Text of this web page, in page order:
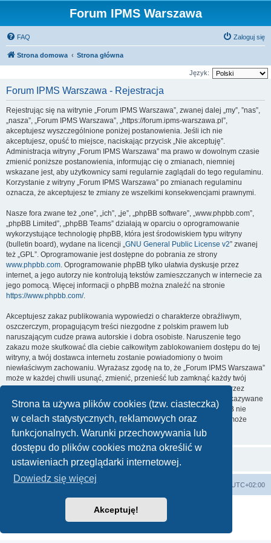
Strona ta używa plików cookies (tzw. ciasteczka)
w celach statystycznych, reklamowych oraz
funkcjonalnych. Warunki przechowywania lub
dostępu do plików cookies można określić w
ustawieniach przeglądarki internetowej.
Dowiedz się więcej
Akceptuję!
Forum IPMS Warszawa
FAQ Zaloguj się
Strona domowa Strona główna
Język:
Forum IPMS Warszawa - Rejestracja
Rejestrując się na witrynie „Forum IPMS Warszawa”, zwanej dalej „my”, ”nas”,
„nasza”, „Forum IPMS Warszawa”, „https://forum.ipms-warszawa.pl”,
akceptujesz wyszczególnione poniżej postanowienia. Jeśli ich nie
akceptujesz, opuść to miejsce, naciskając przycisk „Nie akceptuję”.
Administracja witryny „Forum IPMS Warszawa” ma prawo w dowolnym czasie
zmienić poniższe postanowienia, informując cię o zmianach, niemniej
wskazane jest, aby użytkownicy sami regularnie zaglądali do tego regulaminu.
Korzystanie z witryny „Forum IPMS Warszawa” po zmianach regulaminu
oznacza, że akceptujesz te zmiany ze wszelkimi konsekwencjami prawnymi.
Nasze fora zwane też „one”, „ich”, „je”, „phpBB software”, „www.phpbb.com”,
„phpBB Limited”, „phpBB Teams” działają w oparciu o oprogramowanie
wykorzystujące technologię phpBB, która jest środowiskiem typu witryny
(bulletin board), wydane na licencji „GNU General Public License v2” zwanej
też „GPL”. Oprogramowanie jest dostępne do pobrania ze strony
www.phpbb.com. Oprogramowanie phpBB tylko ułatwia dyskusje przez
internet, a jego autorzy nie kontrolują tekstów zamieszczanych w internecie za
jego pomocą. Więcej informacji o phpBB można znaleźć na stronie
https://www.phpbb.com/.
Akceptujesz zakaz publikowania wypowiedzi o charakterze obraźliwym,
oszczerczym, propagującym treści niezgodne z polskim prawem lub
naruszającym cudze prawa autorskie i dobra osobiste. Naruszenie tego
zakazu może skutkować dla ciebie całkowitym zablokowaniem dostępu do tej
witryny, a twój dostawca internetu zostanie powiadomiony o twoim
niewłaściwym zachowaniu. Wyrażasz zgodę na to, że „Forum IPMS Warszawa”
może w każdej chwili usunąć, zmienić, przenieść lub zamknąć każdy twój
temat, post. Wyrażasz zgodę na zapisywanie wszystkich podanych przez
ciebie informacji w naszej bazie danych. Informacje te nie będą przekazywane
nikomu bez twojej zgody, ale ani „Forum IPMS Warszawa”, ani phpBB nie
ponosi odpowiedzialności za włamania do witryny, podczas których może
dojść do kradzieży danych.
Strona domowa Strona główna UTC+02:00
Technologię dostarcza phpBB
® Forum Software © phpBB Limited